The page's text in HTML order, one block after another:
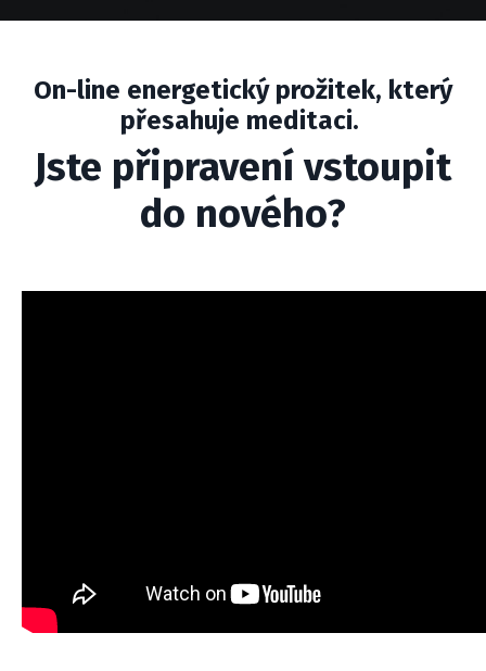
On-line energetický prožitek, který
přesahuje meditaci.
Jste připravení vstoupit
do nového?